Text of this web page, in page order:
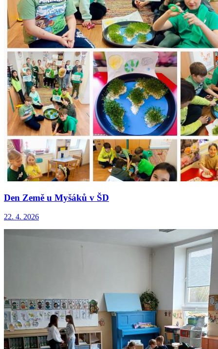
Den Země u Myšáků v ŠD
22. 4. 2026